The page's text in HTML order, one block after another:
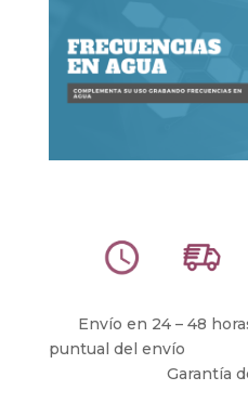
Envío en 24 – 48
puntual del envío
Garantía